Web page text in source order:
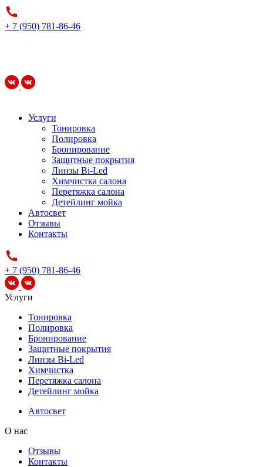
+ 7 (950) 781-86-46
Услуги
Тонировка
Полировка
Бронирование
Защитные покрытия
Линзы Bi-Led
Химчистка салона
Перетяжка салона
Детейлинг мойка
Автосвет
Отзывы
Контакты
+ 7 (950) 781-86-46
Услуги
Тонировка
Полировка
Бронирование
Защитные покрытия
Линзы Bi-Led
Химчистка
Перетяжка салона
Детейлинг мойка
Автосвет
О нас
Отзывы
Контакты